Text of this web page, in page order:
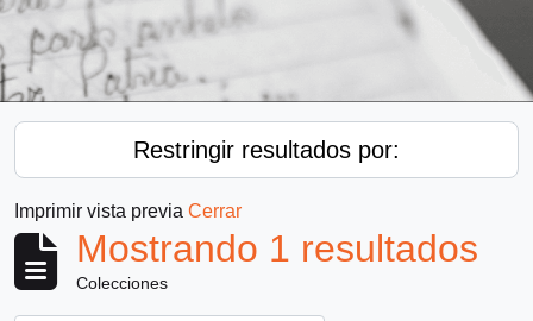
Restringir resultados por:
Imprimir vista previa Cerrar
Mostrando 1 resultados
Colecciones